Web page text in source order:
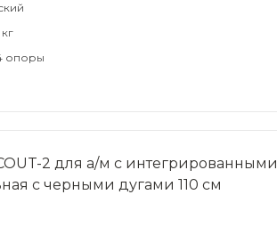
опоры
2 для а/м с интегрированными
с черными дугами 110 см